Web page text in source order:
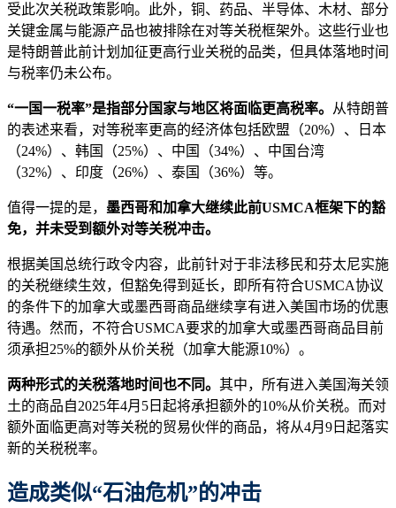
受此次关税政策影响。此外，铜、药品、半导体、木材、部分
关键金属与能源产品也被排除在对等关税框架外。这些行业也
是特朗普此前计划加征更高行业关税的品类，但具体落地时间
与税率仍未公布。
“一国一税率”是指部分国家与地区将面临更高税率。
从特朗普
的表述来看，对等税率更高的经济体包括欧盟（20%）、日本
（24%）、韩国（25%）、中国（34%）、中国台湾
（32%）、印度（26%）、泰国（36%）等。
值得一提的是， 墨西哥和加拿大继续此前USMCA框架下的豁
免，并未受到额外对等关税冲击。
根据美国总统行政令内容，此前针对于非法移民和芬太尼实施
的关税继续生效，但豁免得到延长，即所有符合USMCA协议
的条件下的加拿大或墨西哥商品继续享有进入美国市场的优惠
待遇。然而，不符合USMCA要求的加拿大或墨西哥商品目前
须承担25%的额外从价关税（加拿大能源10%）。
两种形式的关税落地时间也不同。 其中，所有进入美国海关领
土的商品自2025年4月5日起将承担额外的10%从价关税。而对
额外面临更高对等关税的贸易伙伴的商品，将从4月9日起落实
新的关税税率。
造成类似“石油危机”的冲击